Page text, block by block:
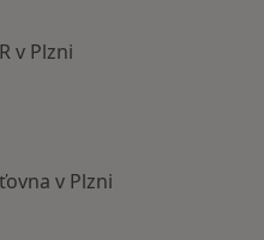
v Plzni
v Plzni